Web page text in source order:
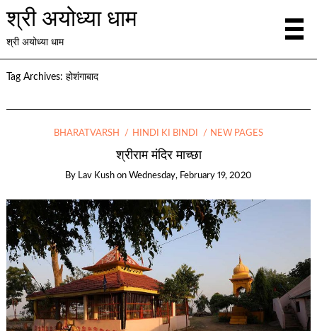
श्री अयोध्या धाम
श्री अयोध्या धाम
Tag Archives: होशंगाबाद
BHARATVARSH HINDI KI BINDI NEW PAGES
श्रीराम मंदिर माच्छा
By Lav Kush on Wednesday, February 19, 2020